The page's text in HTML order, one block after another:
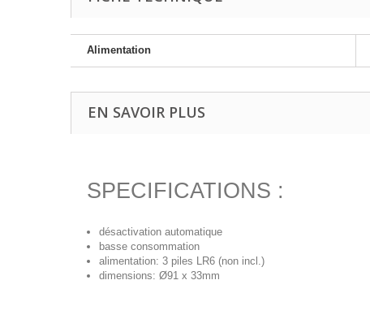
Alimentation
EN SAVOIR PLUS
SPECIFICATIONS :
désactivation automatique
basse consommation
alimentation: 3 piles LR6 (non incl.)
dimensions: Ø91 x 33mm